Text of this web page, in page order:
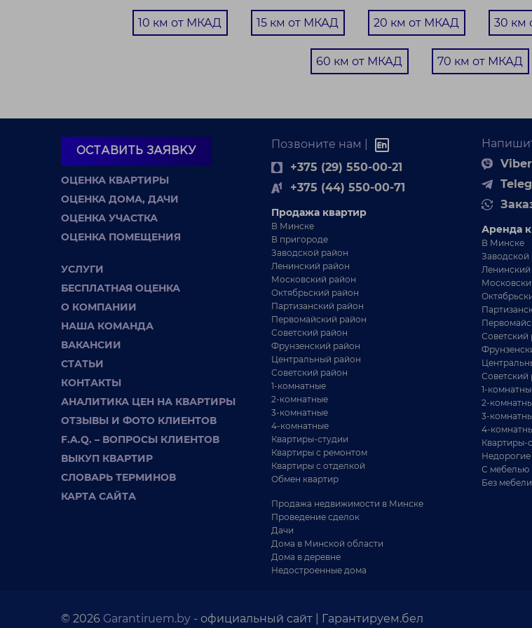
Московское 100 450 BYN
Продается участок 25 соток в живописной
деревне Рудня
Минская обл. Смолевичский р-н Озерицко-
30 км от Минска
25 соток
Молодечненское 27 250
Участок в живописной Студенке.
Смолевичский р-н, трасса Р-59. 25
Минская обл., Смолевичский р-н,
д. Студенка
55 км от Минска
25 соток
Участок на «зеленой» окраине Минска.
Продается участок 15 соток в СТ
10 км от МКАД 15 км от МКАД 20 км от МКАД 30 км
60 км от МКАД 70 км от МКАД
ОСТАВИТЬ ЗАЯВКУ
ОЦЕНКА КВАРТИРЫ
ОЦЕНКА ДОМА, ДАЧИ
ОЦЕНКА УЧАСТКА
ОЦЕНКА ПОМЕЩЕНИЯ
УСЛУГИ
БЕСПЛАТНАЯ ОЦЕНКА
О КОМПАНИИ
НАША КОМАНДА
ВАКАНСИИ
СТАТЬИ
КОНТАКТЫ
АНАЛИТИКА ЦЕН НА КВАРТИРЫ
ОТЗЫВЫ И ФОТО КЛИЕНТОВ
F.A.Q. – ВОПРОСЫ КЛИЕНТОВ
ВЫКУП КВАРТИР
СЛОВАРЬ ТЕРМИНОВ
КАРТА САЙТА
Позвоните нам |
+375 (29) 550-00-21
+375 (44) 550-00-71
Продажа квартир
В Минске
В пригороде
Заводской район
Ленинский район
Московский район
Октябрьский район
Партизанский район
Первомайский район
Советский район
Фрунзенский район
Центральный район
Советский район
1-комнатные
2-комнатные
3-комнатные
4-комнатные
Квартиры-студии
Квартиры с ремонтом
Квартиры с отделкой
Обмен квартир
Продажа недвижимости в Минске
Проведение сделок
Дачи
Дома в Минской области
Дома в деревне
Недостроенные дома
Viber
Аренда
В Минске
Заводской
Ленинский
Советский
Советский
1-
2-
3-
4-
Квартиры-
С мебелью
Без мебели
© 2026 Garantiruem.by - официальный сайт | Гарантируем.бел